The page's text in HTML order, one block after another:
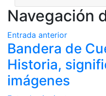
Navegación
Entrada anterior
Bandera de
Historia,
imágenes